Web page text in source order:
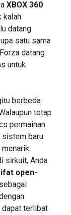
XBOX 360
kalah
datang
satu sama
datang
untuk
berbeda
tetap
permainan
sistem baru
sirkuit, Anda
open-
dapat terlibat